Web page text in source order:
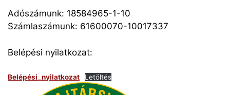
Adószámunk: 18584965-1-10
Számlaszámunk: 61600070-10017337
Belépési nyilatkozat:
Belépési_nyilatkozat Letöltés